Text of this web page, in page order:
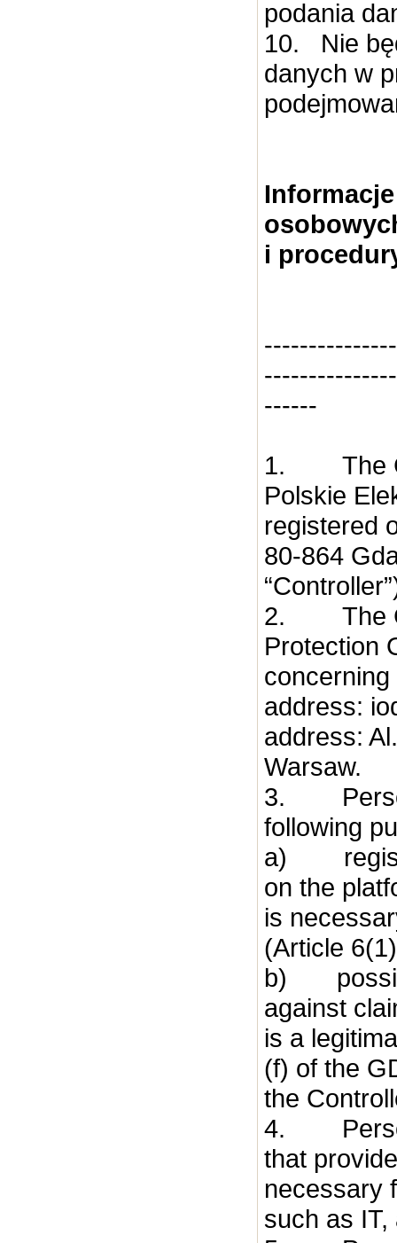
podania
10.
Nie
danych w
i
------
1. The
Polskie
registered
80-864
2. The
Protection
address:
address:
Warsaw.
3.
following
a)
on the
is
(Article
b)
against
is a
(f) of the
the
4.
that
necessary
such as